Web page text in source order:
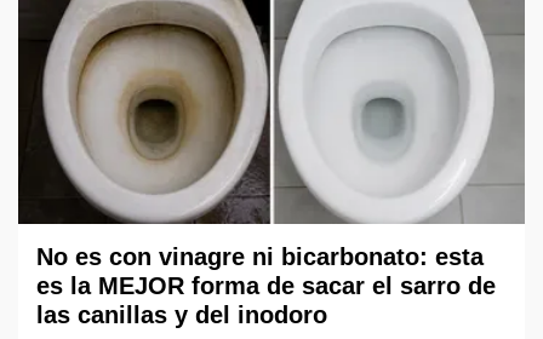
No es con vinagre ni bicarbonato: esta
es la MEJOR forma de sacar el sarro de
las canillas y del inodoro